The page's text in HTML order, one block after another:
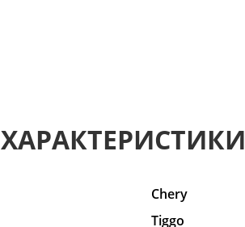
ХАРАКТЕРИСТИКИ
Chery
Tiggo